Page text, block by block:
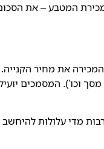
המטבע – את
את מחיר
מסך וכו'). המסמכים
מדי עלולות